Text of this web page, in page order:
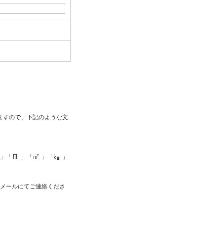
すので、下記のような文
」「 」「 」「
」
ールにてご連絡くださ